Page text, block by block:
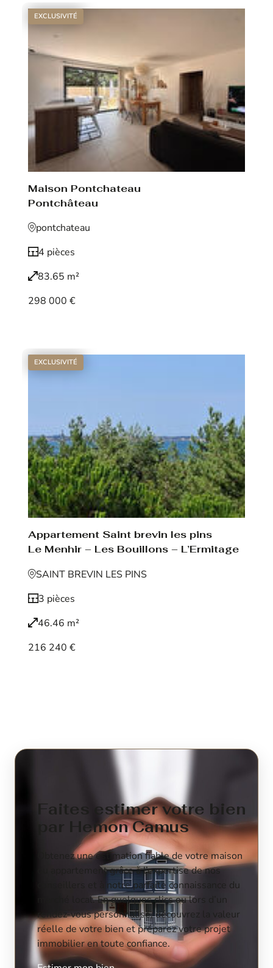
EXCLUSIVITÉ
Maison Pontchateau
Pontchâteau
pontchateau
4 pièces
83.65 m²
298 000 €
EXCLUSIVITÉ
Appartement Saint brevin les pins
Le Menhir – Les Bouillons – L’Ermitage
SAINT BREVIN LES PINS
3 pièces
46.46 m²
216 240 €
Faites estimer votre bien
par Hemon Camus
Obtenez une estimation fiable de votre maison
ou appartement grâce à l’expertise de nos
conseillers et à notre parfaite connaissance du
marché local. En quelques clics ou lors d’un
rendez-vous personnalisé, découvrez la valeur
réelle de votre bien et préparez votre projet
immobilier en toute confiance.